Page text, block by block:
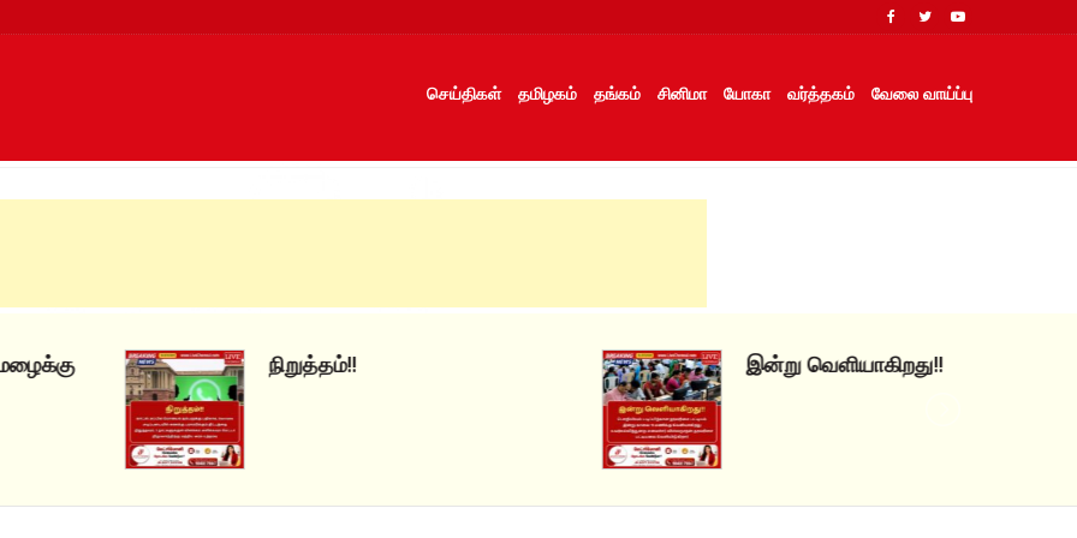
செய்திகள்
தமிழகம் தங்கம் சினிமா யோகா வர்த்தகம் வேலை வாய்ப்பு
நிறுத்தம்!! இன்று வெளியாகிறது!!